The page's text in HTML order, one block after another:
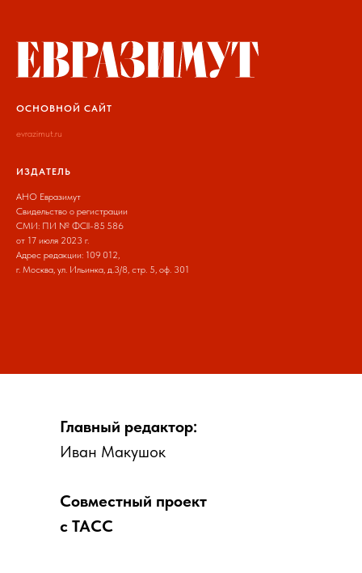
ОСНОВНОЙ САЙТ
evrazimut.ru
ИЗДАТЕЛЬ
АНО Евразимут
Свидельство о регистрации
СМИ: ПИ № ФCll-85 586
от 17 июля 2023 г.
Адрес редакции: 109 012,
г. Москва, ул. Ильинка, д.3/8, стр. 5, оф. 301
Совместный проект
с ТАСС
Главный редактор:
Иван Макушок